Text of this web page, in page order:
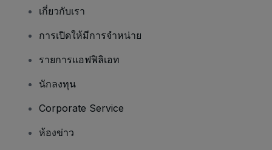
เกี่ยวกับเรา
การเปิดให้มีการจำหน่าย
รายการแอฟฟิลิเอท
นักลงทุน
Corporate Service
ห้องข่าว